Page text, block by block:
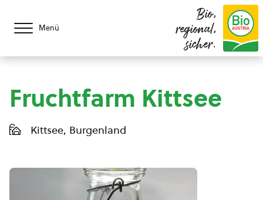
Menü
Bio,
regional,
sicher.
Fruchtfarm Kittsee
Kittsee, Burgenland